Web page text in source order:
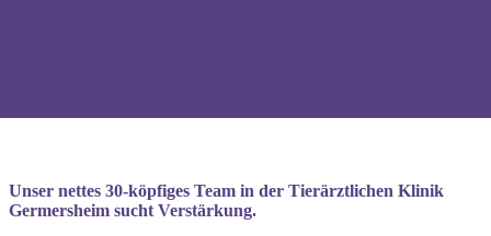
Unser nettes 30-köpfiges Team in der Tierärztlichen Klinik
Germersheim sucht Verstärkung.